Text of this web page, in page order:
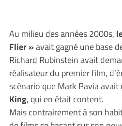
Au milieu des années 2000s,
Flier »avait gagné une base
Richard Rubinstein avait
réalisateur du premier film,
scénario que Mark Pavia avait
King, qui en était content.
Mais contrairement à son